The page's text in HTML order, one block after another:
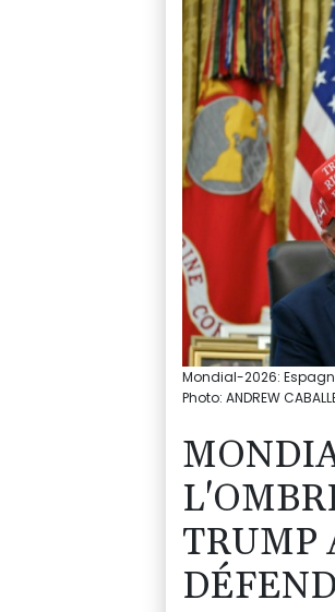
Mondial-2026:
Photo: ANDREW
TRUMP
DÉFEND